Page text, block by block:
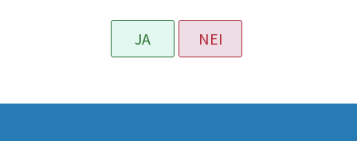
JA NEI